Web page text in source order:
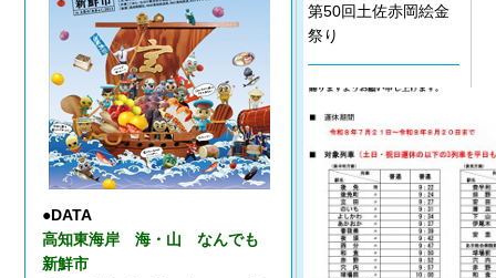
●DATA
高知東海岸 海・山 なんでも
新鮮市
第50回土佐赤岡絵金
祭り